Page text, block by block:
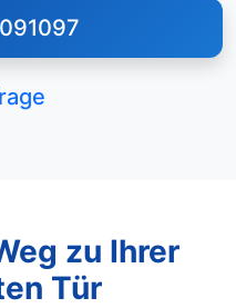
zu Ihrer
Tür